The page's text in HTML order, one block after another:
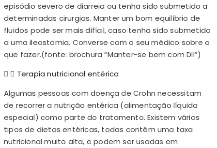
episódio severo de diarreia ou tenha sido submetido a
determinadas cirurgias. Manter um bom equilíbrio de
fluidos pode ser mais difícil, caso tenha sido submetido
a uma ileostomia. Converse com o seu médico sobre o
que fazer.(fonte: brochura “Manter-se bem com DII”)
Terapia nutricional entérica
Algumas pessoas com doença de Crohn necessitam
de recorrer a nutrição entérica (alimentação líquida
especial) como parte do tratamento. Existem vários
tipos de dietas entéricas, todas contêm uma taxa
nutricional muito alta, e podem ser usadas em